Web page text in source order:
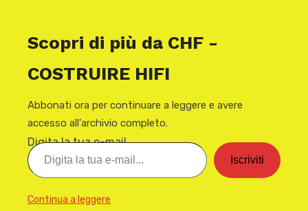
Scopri di più da CHF -
COSTRUIRE HIFI
Abbonati ora per continuare a leggere e avere
accesso all'archivio completo.
Digita la tua e-mail...
Iscriviti
Continua a leggere